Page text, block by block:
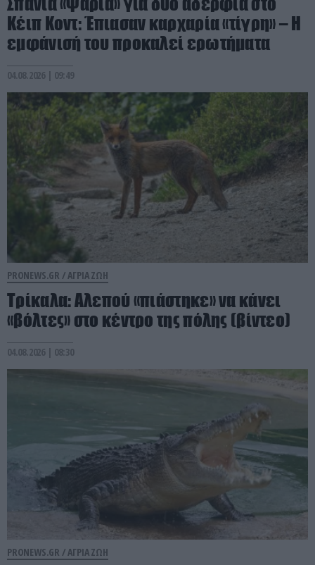
Κέιπ Κοντ: Έπιασαν καρχαρία «τίγρη» – Η
εμφάνισή του προκαλεί ερωτήματα
04.08.2026 | 09:49
PRONEWS.GR /ΑΓΡΙΑ ΖΩΗ
Τρίκαλα: Aλεπού «πιάστηκε» να κάνει
«βόλτες» στο κέντρο της πόλης (βίντεο)
04.08.2026 | 08:30
PRONEWS.GR /ΑΓΡΙΑ ΖΩΗ